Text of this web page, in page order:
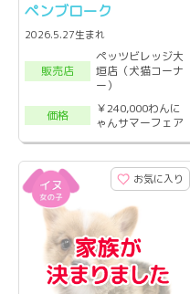
ペンブローク
2026.5.27生まれ
販売店
ペッツビレッジ大
垣店（犬猫コーナ
ー）
価格
￥240,000わんに
ゃんサマーフェア
お気に入り